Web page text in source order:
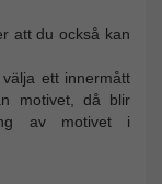
att du också kan
ett innermått
motivet, då blir
av motivet i